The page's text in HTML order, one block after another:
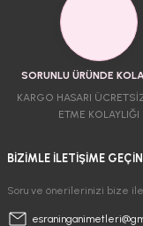
SORUNLU ÜRÜNDE
KARGO HASARI
ETME KOLAYLIĞI
BİZİMLE İLETİŞİME GEÇİN
Soru ve önerilerinizi bize